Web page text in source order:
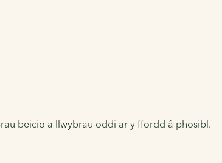
beicio a llwybrau oddi ar y ffordd â phosibl.